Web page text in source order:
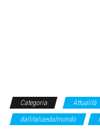
Categoria Attualità
dallitaliaedalmondo